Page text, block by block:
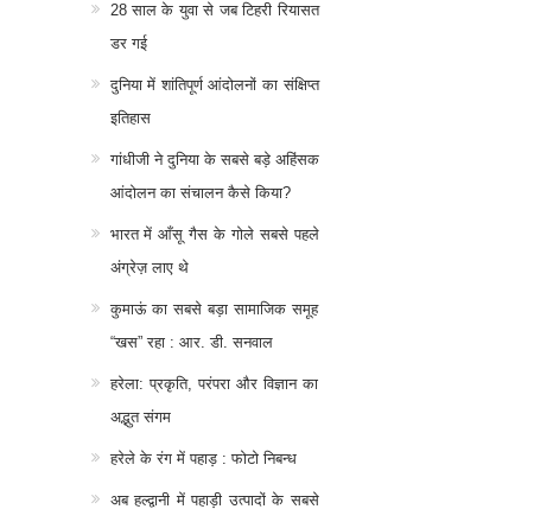
28 साल के युवा से जब टिहरी रियासत
डर गई
दुनिया में शांतिपूर्ण आंदोलनों का संक्षिप्त
इतिहास
गांधीजी ने दुनिया के सबसे बड़े अहिंसक
आंदोलन का संचालन कैसे किया?
भारत में आँसू गैस के गोले सबसे पहले
अंग्रेज़ लाए थे
कुमाऊं का सबसे बड़ा सामाजिक समूह
“खस” रहा : आर. डी. सनवाल
हरेला: प्रकृति, परंपरा और विज्ञान का
अद्भुत संगम
हरेले के रंग में पहाड़ : फोटो निबन्ध
अब हल्द्वानी में पहाड़ी उत्पादों के सबसे